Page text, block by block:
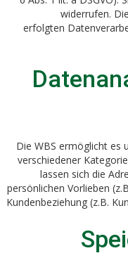
widerrufen.
erfolgten
Die WBS ermöglicht es
verschiedener
lassen sich die
persönlichen Vorlieben
Kundenbeziehung (z.B.